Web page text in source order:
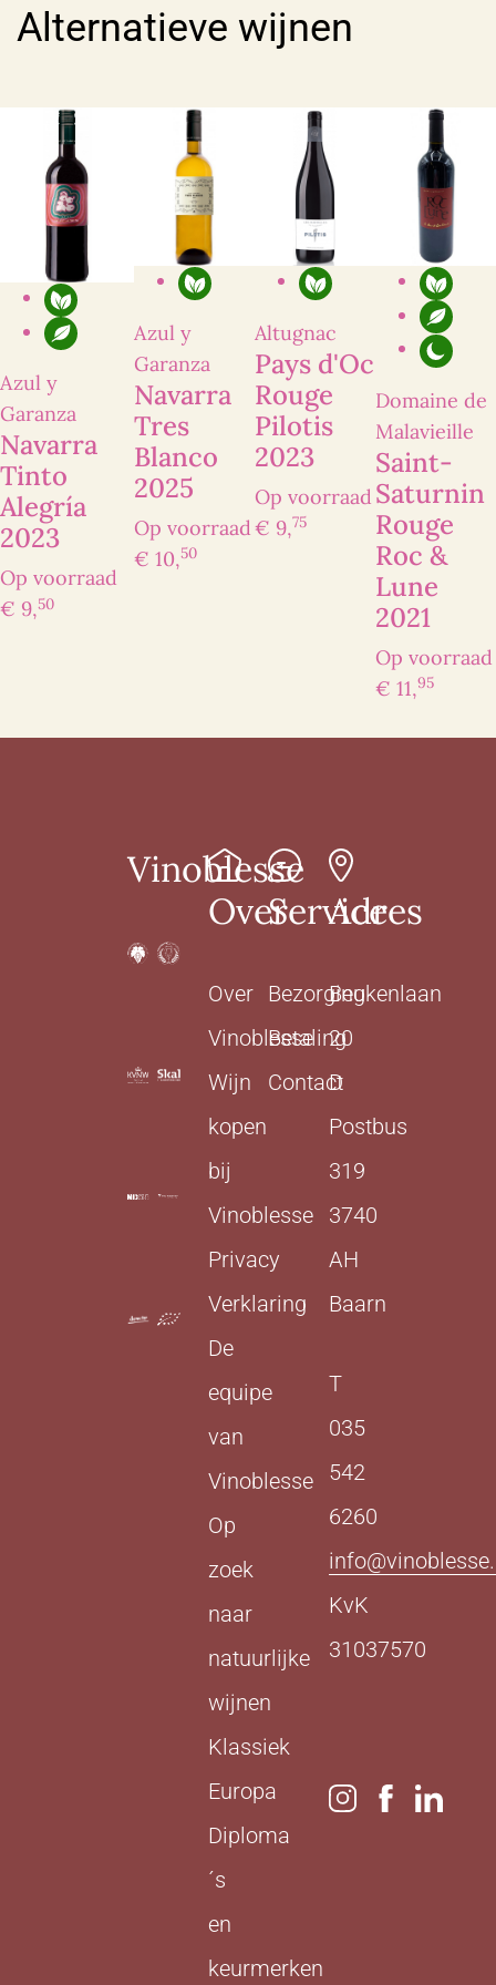
Ik heb interesse in:
E-mailadres Telefoonnummer
Vraag, opmerking en/of toelichting
Ik heb interesse
Alternatieve wijnen
Azul y
Garanza
Navarra
Tinto
Alegría
2023
Op voorraad
€ 9,50
Azul y
Garanza
Navarra
Tres
Blanco
2025
Op voorraad
€ 10,50
Altugnac
Pays d'Oc
Rouge
Pilotis
2023
Op voorraad
€ 9,75
Domaine de
Malavieille
Saint-
Saturnin
Rouge
Roc &
Lune
2021
Op voorraad
€ 11,95
Vinoblesse
Over
Over
Vinoblesse
Wijn
kopen
bij
Vinoblesse
Privacy
Verklaring
De
equipe
van
Vinoblesse
Op
zoek
naar
natuurlijke
wijnen
Klassiek
Europa
Diploma
´s
en
keurmerken
Service
Bezorging
Betaling
Contact
Adres
Beukenlaan
20
D
Postbus
319
3740
AH
Baarn
T
035
542
6260
KvK
31037570